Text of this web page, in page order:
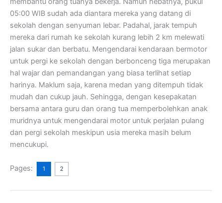
05:00 WIB sudah ada diantara mereka yang datang di
sekolah dengan senyuman lebar. Padahal, jarak tempuh
mereka dari rumah ke sekolah kurang lebih 2 km melewati
jalan sukar dan berbatu. Mengendarai kendaraan bermotor
untuk pergi ke sekolah dengan berbonceng tiga merupakan
hal wajar dan pemandangan yang biasa terlihat setiap
harinya. Maklum saja, karena medan yang ditempuh tidak
mudah dan cukup jauh. Sehingga, dengan kesepakatan
bersama antara guru dan orang tua memperbolehkan anak
muridnya untuk mengendarai motor untuk perjalan pulang
dan pergi sekolah meskipun usia mereka masih belum
mencukupi.
Pages: 1 2